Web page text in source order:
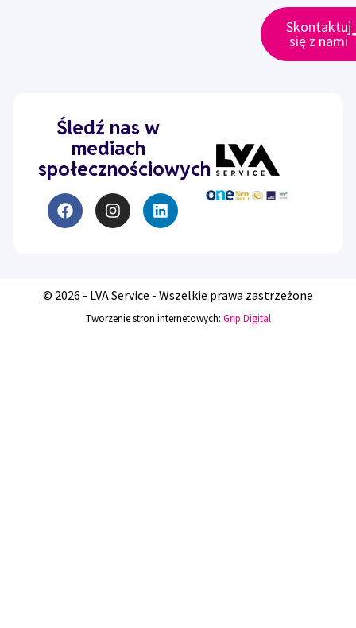
Skontaktuj
się z nami
Śledź nas w
mediach
społecznościowych
© 2026 - LVA Service - Wszelkie prawa zastrzeżone
Tworzenie stron internetowych: Grip Digital